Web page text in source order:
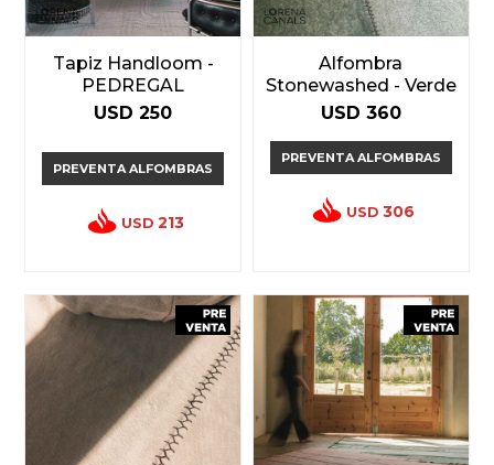
Tapiz Handloom -
PEDREGAL
USD 250
PREVENTA ALFOMBRAS
USD 213
Alfombra
Stonewashed - Verde
USD 360
PREVENTA ALFOMBRAS
USD 306